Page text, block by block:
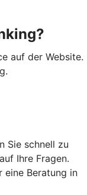
auf der Website.
Sie schnell zu
Ihre Fragen.
eine Beratung in